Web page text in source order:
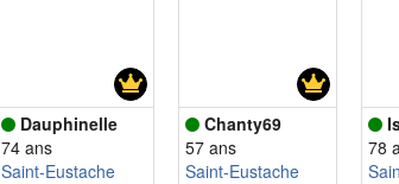
Dauphinelle
74 ans
Saint-Eustache
Chanty69
57 ans
Saint-Eustache
78